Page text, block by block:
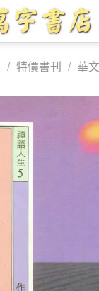
/ 特價書刊 / 華